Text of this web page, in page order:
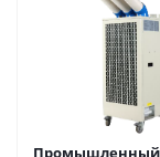
Промышленный